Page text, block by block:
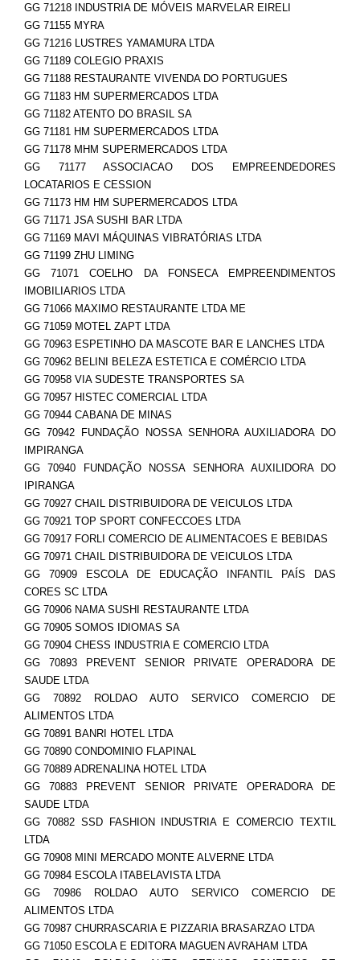
GG 71218 INDUSTRIA DE MÓVEIS MARVELAR EIRELI
GG 71155 MYRA
GG 71216 LUSTRES YAMAMURA LTDA
GG 71189 COLEGIO PRAXIS
GG 71188 RESTAURANTE VIVENDA DO PORTUGUES
GG 71183 HM SUPERMERCADOS LTDA
GG 71182 ATENTO DO BRASIL SA
GG 71181 HM SUPERMERCADOS LTDA
GG 71178 MHM SUPERMERCADOS LTDA
GG 71177 ASSOCIACAO DOS EMPREENDEDORES
LOCATARIOS E CESSION
GG 71173 HM HM SUPERMERCADOS LTDA
GG 71171 JSA SUSHI BAR LTDA
GG 71169 MAVI MÁQUINAS VIBRATÓRIAS LTDA
GG 71199 ZHU LIMING
GG 71071 COELHO DA FONSECA EMPREENDIMENTOS
IMOBILIARIOS LTDA
GG 71066 MAXIMO RESTAURANTE LTDA ME
GG 71059 MOTEL ZAPT LTDA
GG 70963 ESPETINHO DA MASCOTE BAR E LANCHES LTDA
GG 70962 BELINI BELEZA ESTETICA E COMÉRCIO LTDA
GG 70958 VIA SUDESTE TRANSPORTES SA
GG 70957 HISTEC COMERCIAL LTDA
GG 70944 CABANA DE MINAS
GG 70942 FUNDAÇÃO NOSSA SENHORA AUXILIADORA DO
IMPIRANGA
GG 70940 FUNDAÇÃO NOSSA SENHORA AUXILIDORA DO
IPIRANGA
GG 70927 CHAIL DISTRIBUIDORA DE VEICULOS LTDA
GG 70921 TOP SPORT CONFECCOES LTDA
GG 70917 FORLI COMERCIO DE ALIMENTACOES E BEBIDAS
GG 70971 CHAIL DISTRIBUIDORA DE VEICULOS LTDA
GG 70909 ESCOLA DE EDUCAÇÃO INFANTIL PAÍS DAS
CORES SC LTDA
GG 70906 NAMA SUSHI RESTAURANTE LTDA
GG 70905 SOMOS IDIOMAS SA
GG 70904 CHESS INDUSTRIA E COMERCIO LTDA
GG 70893 PREVENT SENIOR PRIVATE OPERADORA DE
SAUDE LTDA
GG 70892 ROLDAO AUTO SERVICO COMERCIO DE
ALIMENTOS LTDA
GG 70891 BANRI HOTEL LTDA
GG 70890 CONDOMINIO FLAPINAL
GG 70889 ADRENALINA HOTEL LTDA
GG 70883 PREVENT SENIOR PRIVATE OPERADORA DE
SAUDE LTDA
GG 70882 SSD FASHION INDUSTRIA E COMERCIO TEXTIL
LTDA
GG 70908 MINI MERCADO MONTE ALVERNE LTDA
GG 70984 ESCOLA ITABELAVISTA LTDA
GG 70986 ROLDAO AUTO SERVICO COMERCIO DE
ALIMENTOS LTDA
GG 70987 CHURRASCARIA E PIZZARIA BRASARZAO LTDA
GG 71050 ESCOLA E EDITORA MAGUEN AVRAHAM LTDA